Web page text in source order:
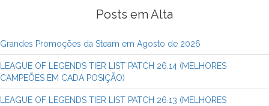
Posts em Alta
Grandes Promoções da Steam em Agosto de 2026
LEAGUE OF LEGENDS TIER LIST PATCH 26.14 (MELHORES
CAMPEÕES EM CADA POSIÇÃO)
LEAGUE OF LEGENDS TIER LIST PATCH 26.13 (MELHORES